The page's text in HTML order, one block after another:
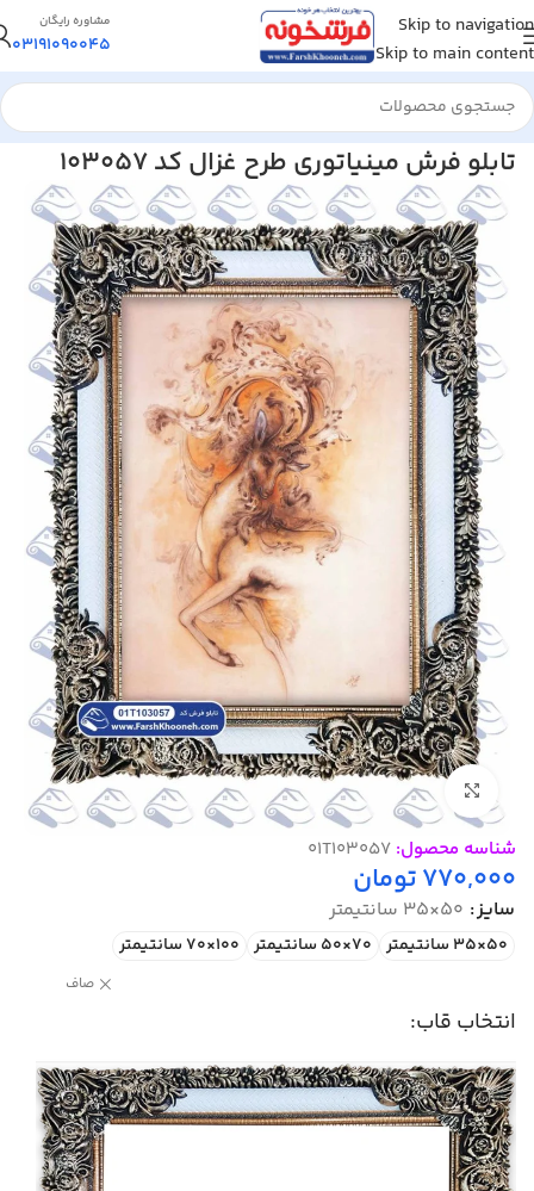
Skip to navigation
Skip to main content
مشاوره رایگان
03191090045
خانه/تابلو فرش/تابلو فرش مینیاتوری
تابلو فرش مینیاتوری طرح غزال کد 103057
بزرگنمایی تصویر
شناسه محصول: 01T103057
770,000تومان
سایز 50×35 سانتیمتر
50×35 سانتیمتر 70×50 سانتیمتر 100×70 سانتیمتر
صاف
انتخاب قاب: